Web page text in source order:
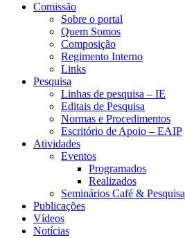
Comissão
Sobre o portal
Quem Somos
Composição
Regimento Interno
Links
Pesquisa
Linhas de pesquisa – IE
Editais de Pesquisa
Normas e Procedimentos
Escritório de Apoio – EAIP
Atividades
Eventos
Programados
Realizados
Seminários Café & Pesquisa
Publicações
Vídeos
Notícias